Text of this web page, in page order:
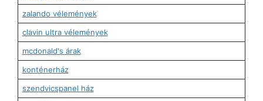
zalando vélemények
clavin ultra vélemények
mcdonald's árak
konténerház
szendvicspanel ház